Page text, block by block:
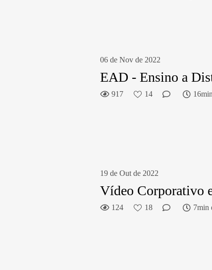
06 de Nov de 2022
EAD - Ensino a
917 14
19 de Out de 2022
Vídeo Corporativo
124 18 7min